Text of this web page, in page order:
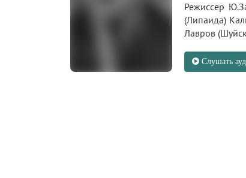
Режиссер
(Липаида)
Лавров
Слушать